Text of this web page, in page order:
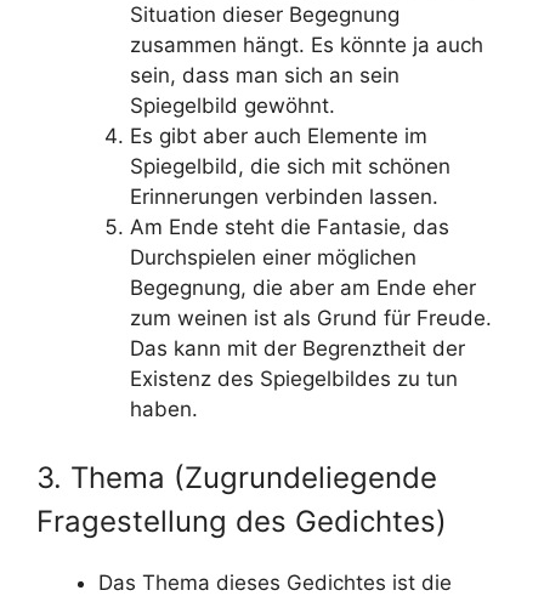
Situation dieser Begegnung
zusammen hängt. Es könnte ja auch
sein, dass man sich an sein
Spiegelbild gewöhnt.
Es gibt aber auch Elemente im
Spiegelbild, die sich mit schönen
Erinnerungen verbinden lassen.
Am Ende steht die Fantasie, das
Durchspielen einer möglichen
Begegnung, die aber am Ende eher
zum weinen ist als Grund für Freude.
Das kann mit der Begrenztheit der
Existenz des Spiegelbildes zu tun
haben.
3. Thema (Zugrundeliegende
Fragestellung des Gedichtes)
Das Thema dieses Gedichtes ist die